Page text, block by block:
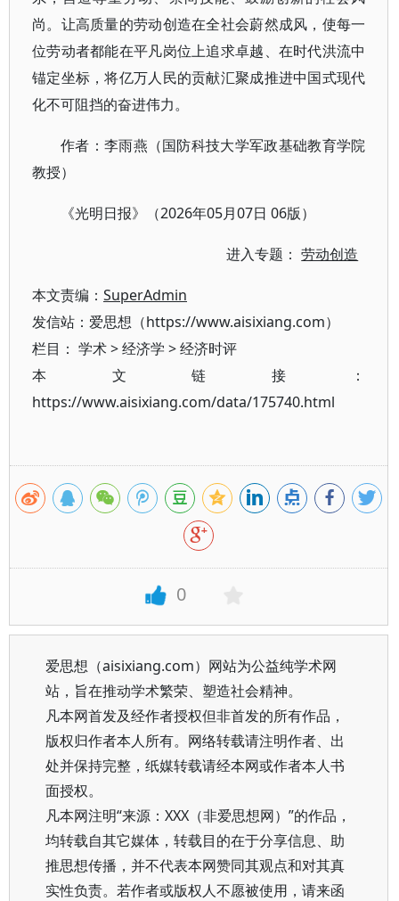
尚。让高质量的劳动创造在全社会蔚然成风，使每一
位劳动者都能在平凡岗位上追求卓越、在时代洪流中
锚定坐标，将亿万人民的贡献汇聚成推进中国式现代
化不可阻挡的奋进伟力。
作者：李雨燕（国防科技大学军政基础教育学院
教授）
《光明日报》（2026年05月07日 06版）
进入专题：劳动创造
本文责编： SuperAdmin
发信站：爱思想（https://www.aisixiang.com）
栏目： 学术>经济学 >经济时评
本文链接：
https://www.aisixiang.com/data/175740.html
0
爱思想（aisixiang.com）网站为公益纯学术网
站，旨在推动学术繁荣、塑造社会精神。
凡本网首发及经作者授权但非首发的所有作品，
版权归作者本人所有。网络转载请注明作者、出
处并保持完整，纸媒转载请经本网或作者本人书
面授权。
凡本网注明“来源：XXX（非爱思想网）”的作品，
均转载自其它媒体，转载目的在于分享信息、助
推思想传播，并不代表本网赞同其观点和对其真
实性负责。若作者或版权人不愿被使用，请来函